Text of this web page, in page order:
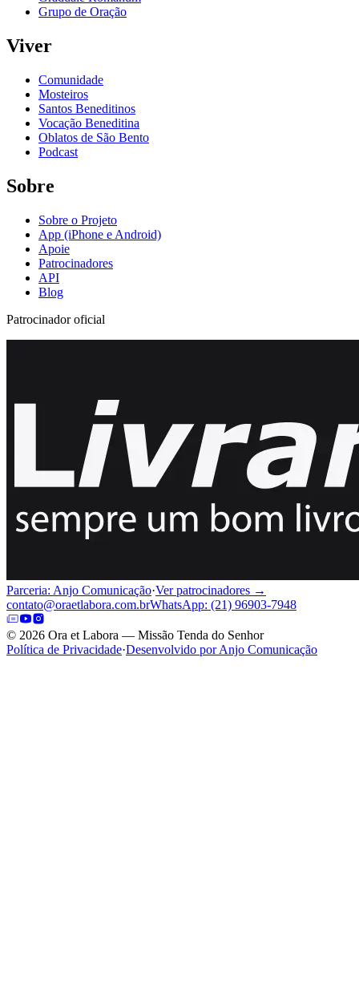
Grupo de Oração
Viver
Comunidade
Mosteiros
Santos Beneditinos
Vocação Beneditina
Oblatos de São Bento
Podcast
Sobre
Sobre o Projeto
App (iPhone e Android)
Apoie
Patrocinadores
API
Blog
Patrocinador oficial
Parceria: Anjo Comunicação·Ver patrocinadores →
contato@oraetlabora.com.brWhatsApp: (21) 96903-7948
© 2026 Ora et Labora — Missão Tenda do Senhor
Política de Privacidade·Desenvolvido por Anjo Comunicação